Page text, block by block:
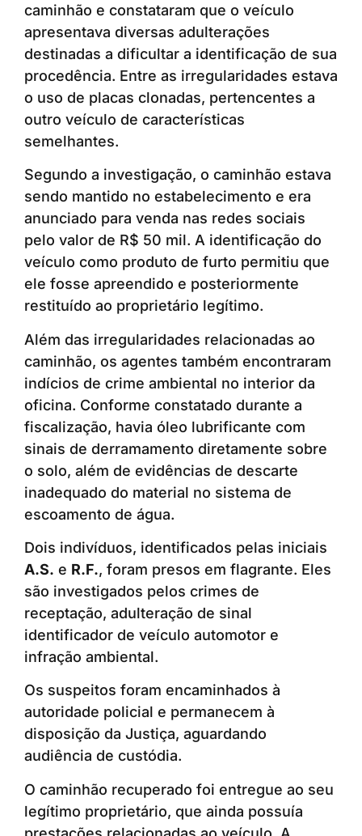
caminhão e constataram que o veículo
apresentava diversas adulterações
destinadas a dificultar a identificação de sua
procedência. Entre as irregularidades estava
o uso de placas clonadas, pertencentes a
outro veículo de características
semelhantes.
Segundo a investigação, o caminhão estava
sendo mantido no estabelecimento e era
anunciado para venda nas redes sociais
pelo valor de R$ 50 mil. A identificação do
veículo como produto de furto permitiu que
ele fosse apreendido e posteriormente
restituído ao proprietário legítimo.
Além das irregularidades relacionadas ao
caminhão, os agentes também encontraram
indícios de crime ambiental no interior da
oficina. Conforme constatado durante a
fiscalização, havia óleo lubrificante com
sinais de derramamento diretamente sobre
o solo, além de evidências de descarte
inadequado do material no sistema de
escoamento de água.
Dois indivíduos, identificados pelas iniciais
A.S. e R.F., foram presos em flagrante. Eles
são investigados pelos crimes de
receptação, adulteração de sinal
identificador de veículo automotor e
infração ambiental.
Os suspeitos foram encaminhados à
autoridade policial e permanecem à
disposição da Justiça, aguardando
audiência de custódia.
O caminhão recuperado foi entregue ao seu
legítimo proprietário, que ainda possuía